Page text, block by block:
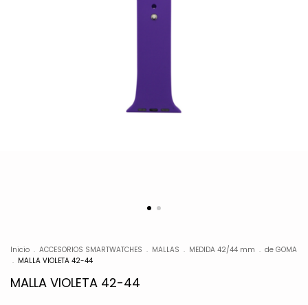
Inicio . ACCESORIOS SMARTWATCHES . MALLAS . MEDIDA 42/44 mm . de GOMA
. MALLA VIOLETA 42-44
MALLA VIOLETA 42-44